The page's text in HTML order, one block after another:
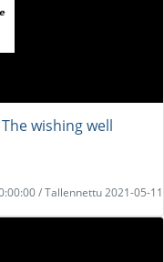
wishing well
/ Tallennettu 2021-05-11